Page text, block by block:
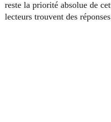
reste la priorité absolue de
lecteurs trouvent des